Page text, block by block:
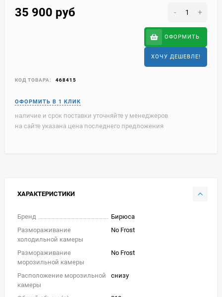
35 900 руб - +
ОФОРМИТЬ
ХОЧУ ДЕШЕВЛЕ!
КОД ТОВАРА: 468415
наличие и срок поставки уточняйте у менеджеров
на сайте указана цена последнего предложения
ХАРАКТЕРИСТИКИ
Бренд
Бирюса
Размораживание
холодильной камеры
No Frost
Размораживание
морозильной камеры
No Frost
Расположение морозильной
камеры
снизу